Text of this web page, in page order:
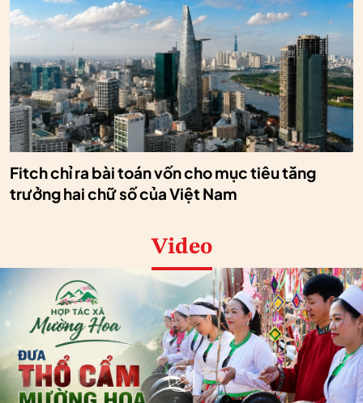
Fitch chỉ ra bài toán vốn cho mục tiêu tăng
trưởng hai chữ số của Việt Nam
Video